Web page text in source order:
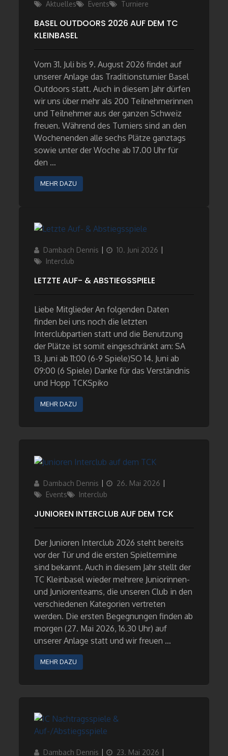
on
Aktuelles
Events Turniere
BASEL OUTDOORS 2026 AUF DEM TC
KLEINBASEL
Vom 31. Juli bis 9. August 2026 findet auf
unserer Anlage das Traditionsturnier Basel
Outdoors statt. Auch in diesem Jahr dürfen
wir uns über mehr als 200 Teilnehmerinnen
und Teilnehmer aus der ganzen Schweiz
freuen. Während des Turniers sind an den
Wochenenden alle sechs Plätze ganztags
sowie unter der Woche ab 17.00 Uhr für
den …
MEHR DAZU
Author
Dambach Dennis
Updated
10. Juni 2026
Interclub
LETZTE AUF- & ABSTIEGSSPIELE
Liebe Mitglieder An folgenden Daten
finden bei uns noch die letzten
Interclubpartien statt und die Benutzung
der Plätze ist somit eingeschränkt am: SA
13. Juni ab 11:00 (6-9 Spiele)SO 14. Juni ab
09:00 (6 Spiele) Danke für das Verständnis
und Hopp TCKSpiko
MEHR DAZU
Author
Dambach Dennis
Updated
on
26. Mai 2026
Events
Interclub
JUNIOREN INTERCLUB AUF DEM TCK
Der Junioren Interclub 2026 steht bereits
vor der Tür und die ersten Spieltermine
sind bekannt. Auch in diesem Jahr stellt der
TC Kleinbasel wieder mehrere Juniorinnen-
und Juniorenteams, die unseren Club in den
verschiedenen Kategorien vertreten
werden. Die ersten Begegnungen finden ab
morgen (27. Mai 2026, 16.30 Uhr) auf
unserer Anlage statt und wir freuen …
MEHR DAZU
Author
Dambach Dennis
Updated
23. Mai 2026